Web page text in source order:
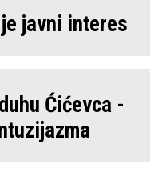
javni interes
Ćićevca -